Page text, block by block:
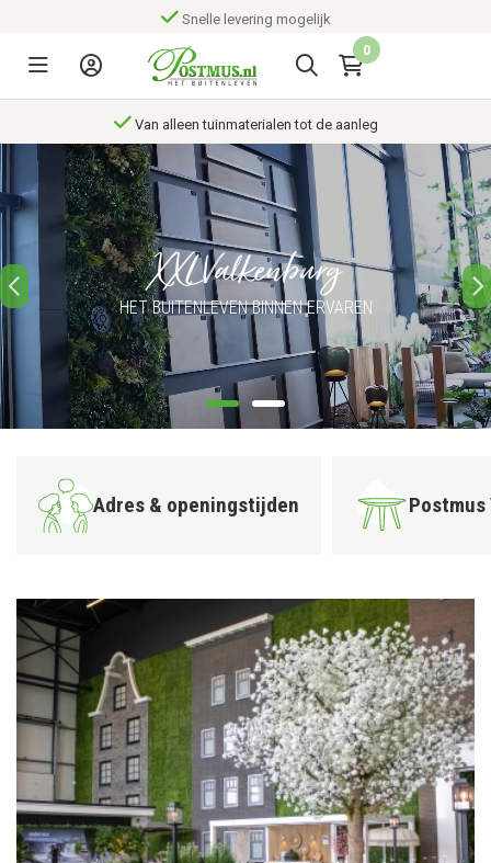
Van materialen tot compleet ontzorgen
0
Laat je binnen en buiten inspireren
XXL Valkenburg
HET BUITENLEVEN BINNEN ERVAREN
Adres & openingstijden